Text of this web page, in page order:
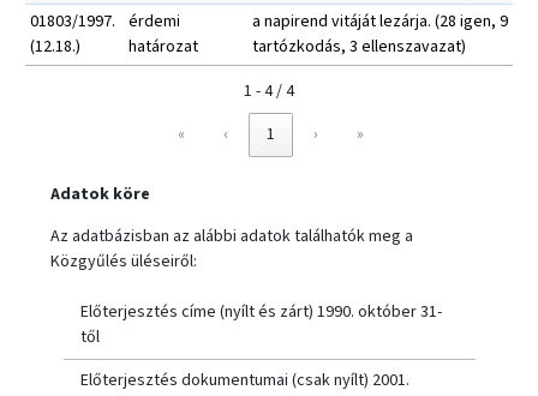
01803/1997.
(12.18.)
érdemi
határozat
a napirend vitáját lezárja. (28 igen, 9
tartózkodás, 3 ellenszavazat)
1 - 4 / 4
«
‹ 1 › »
Adatok köre
Az adatbázisban az alábbi adatok találhatók meg a
Közgyűlés üléseiről:
Előterjesztés címe (nyílt és zárt) 1990. október 31-
től
Előterjesztés dokumentumai (csak nyílt) 2001.